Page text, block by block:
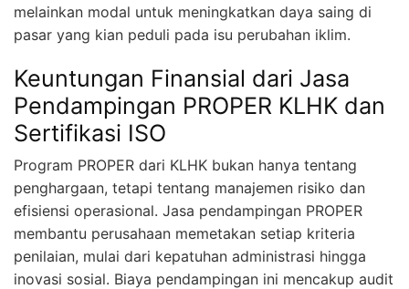
melainkan modal untuk meningkatkan daya saing di
pasar yang kian peduli pada isu perubahan iklim.
Keuntungan Finansial dari Jasa
Pendampingan PROPER KLHK dan
Sertifikasi ISO
Program PROPER dari KLHK bukan hanya tentang
penghargaan, tetapi tentang manajemen risiko dan
efisiensi operasional. Jasa pendampingan PROPER
membantu perusahaan memetakan setiap kriteria
penilaian, mulai dari kepatuhan administrasi hingga
inovasi sosial. Biaya pendampingan ini mencakup audit